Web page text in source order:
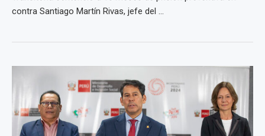
contra Santiago Martín Rivas, jefe del ...